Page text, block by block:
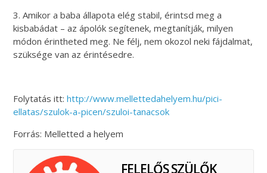
3. Amikor a baba állapota elég stabil, érintsd meg a
kisbabádat – az ápolók segítenek, megtanítják, milyen
módon érintheted meg. Ne félj, nem okozol neki fájdalmat,
szüksége van az érintésedre.
Folytatás itt:http://www.mellettedahelyem.hu/pici-
ellatas/szulok-a-picen/szuloi-tanacsok
Forrás: Melletted a helyem
FELELŐS SZÜLŐK